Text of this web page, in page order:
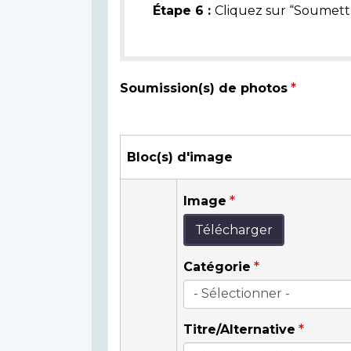
Étape 6 : Cliquez sur
Soumission(s) de photos
Bloc(s) d'image
Image
Télécharger
Catégorie
Titre/Alternative